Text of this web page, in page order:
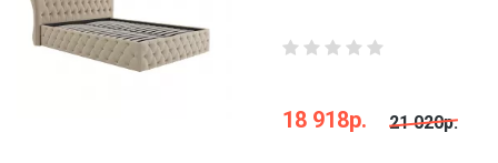
18 918р. 21 020р.